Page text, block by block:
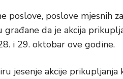
poslove, poslove mjesnih
građane da je akcija
i 29. oktobar ove godine.
jesenje akcije